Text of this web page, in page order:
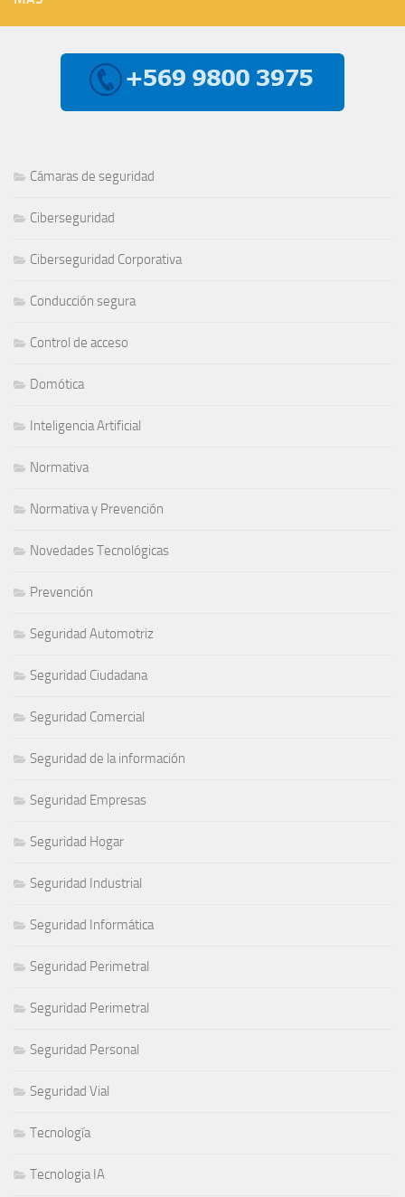
Cámaras de seguridad
Ciberseguridad
Ciberseguridad Corporativa
Conducción segura
Control de acceso
Domótica
Inteligencia Artificial
Normativa
Normativa y Prevención
Novedades Tecnológicas
Prevención
Seguridad Automotriz
Seguridad Ciudadana
Seguridad Comercial
Seguridad de la información
Seguridad Empresas
Seguridad Hogar
Seguridad Industrial
Seguridad Informática
Seguridad Perimetral
Seguridad Perimetral
Seguridad Personal
Seguridad Vial
Tecnología
Tecnologia IA